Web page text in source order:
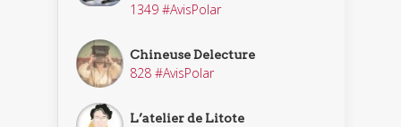
1349 #AvisPolar
Chineuse Delecture
828 #AvisPolar
L’atelier de Litote